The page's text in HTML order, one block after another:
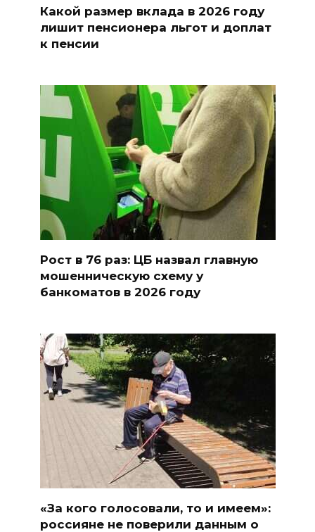
Какой размер вклада в 2026 году
лишит пенсионера льгот и доплат
к пенсии
Рост в 76 раз: ЦБ назвал главную
мошенническую схему у
банкоматов в 2026 году
«За кого голосовали, то и имеем»:
россияне не поверили данным о